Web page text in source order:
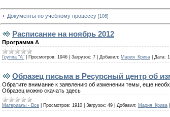
Документы по учебному процессу [106]
Расписание на ноябрь 2012
Программа А
Группа "А"| Просмотров: 1946| Загрузок: 7| Добавил: Мария_Крива| Дата:
Образец письма в Ресурсный центр об
Обратите внимание к заявлению об изменении темы, еще
Образец можно скачать здесь
Материалы - Все| Просмотров: 1910| Загрузок: 49| Добавил: Мария_Крива|